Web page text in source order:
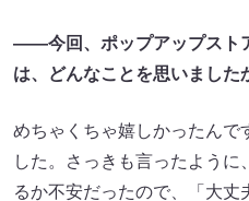
――今回、ポップアップスト
は、どんなことを思いました
めちゃくちゃ嬉しかったんで
した。さっきも言ったよう
るか不安だったので、「大